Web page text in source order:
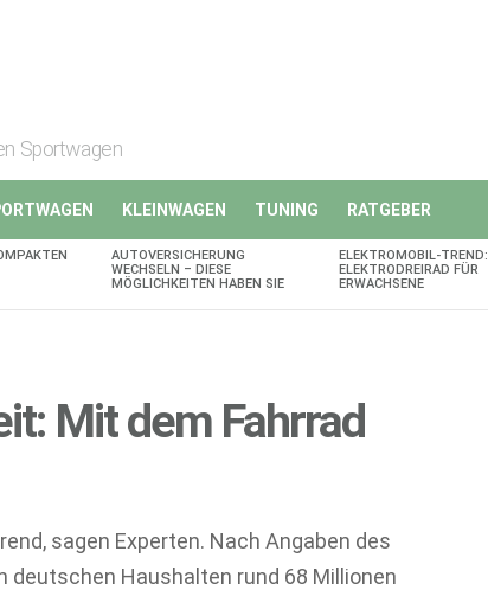
Sportwagen
KLEINWAGEN TUNING RATGEBER
AUTOVERSICHERUNG
WECHSELN – DIESE
MÖGLICHKEITEN HABEN SIE
ELEKTROMOBIL-TREND:
ELEKTRODREIRAD FÜR
ERWACHSENE
Mit dem Fahrrad
sagen Experten. Nach Angaben des
Haushalten rund 68 Millionen